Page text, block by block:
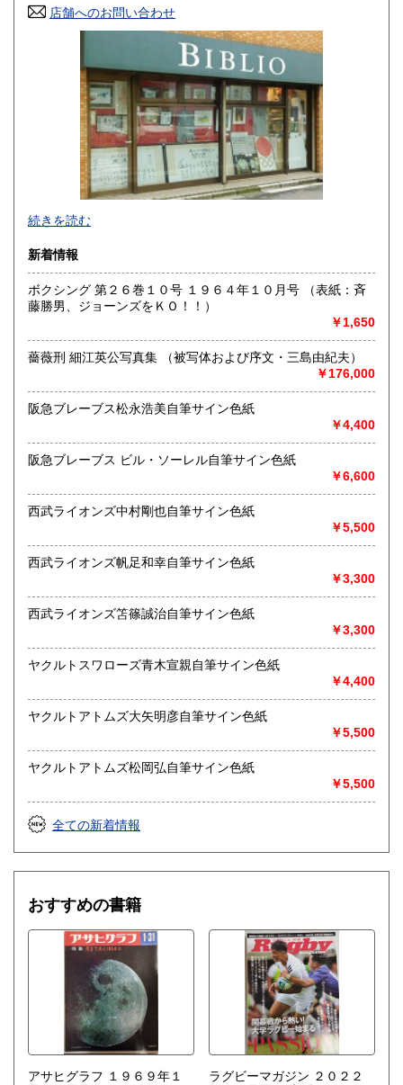
香川県 185円
185円 福岡県
185円 長崎県
185円 大分県
185円 鹿児島県
店舗へのお問い合わせ
色紙・掛軸・書簡・原稿・芸能人のサインなどの肉筆類、野
球をはじめスポーツ関連書籍やユニホーム・バット・グロー
沿線名：都営新宿線・三田線、東京メトロ半蔵門線
最寄駅：神保町駅A7出口徒歩3分・JRお茶の水駅徒歩8分
営業時間：11:00〜18:00
書籍の買取について
色紙・掛軸・書簡・原稿・芸能人のサインなどの肉筆類、野
球をはじめスポーツ関連の書籍やユニホーム・バット・グロ
ーブなどの実使用品・記念品を専門的に扱っています。
取り扱い分野
続きを読む
新着情報
ボクシング 第２６巻１０号 １９６４年１０月号 （表紙：斉
藤勝男、ジョーンズをＫＯ！！）
￥1,650
薔薇刑 細江英公写真集 （被写体および序文・三島由紀夫）
￥176,000
阪急ブレーブス松永浩美自筆サイン色紙
￥4,400
阪急ブレーブス ビル・ソーレル自筆サイン色紙
￥6,600
西武ライオンズ中村剛也自筆サイン色紙
￥5,500
西武ライオンズ帆足和幸自筆サイン色紙
￥3,300
西武ライオンズ笘篠誠治自筆サイン色紙
￥3,300
ヤクルトスワローズ青木宣親自筆サイン色紙
￥4,400
ヤクルトアトムズ大矢明彦自筆サイン色紙
￥5,500
ヤクルトアトムズ松岡弘自筆サイン色紙
￥5,500
全ての新着情報
おすすめの書籍
アサヒグラフ １９６９年１
ラグビーマガジン ２０２２